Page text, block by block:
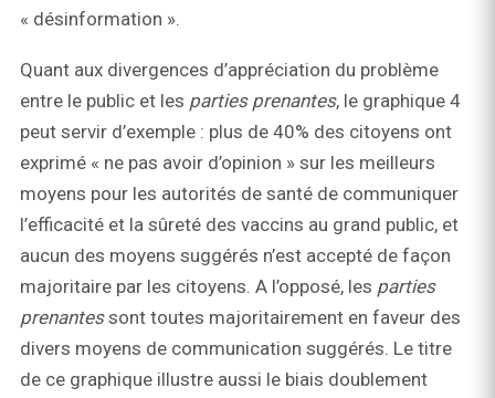
« désinformation ».
Quant aux divergences d’appréciation du problème
entre le public et les parties prenantes, le graphique 4
peut servir d’exemple : plus de 40% des citoyens ont
exprimé « ne pas avoir d’opinion » sur les meilleurs
moyens pour les autorités de santé de communiquer
l’efficacité et la sûreté des vaccins au grand public, et
aucun des moyens suggérés n’est accepté de façon
majoritaire par les citoyens. A l’opposé, les parties
prenantessont toutes majoritairement en faveur des
divers moyens de communication suggérés. Le titre
de ce graphique illustre aussi le biais doublement